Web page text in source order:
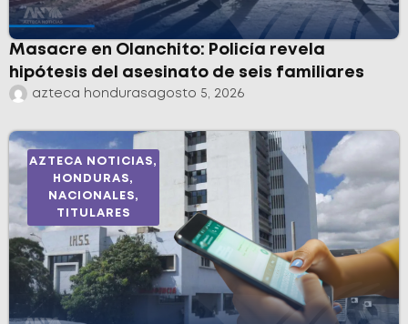
Masacre en Olanchito: Policía revela
hipótesis del asesinato de seis familiares
azteca hondurasagosto 5, 2026
AZTECA NOTICIAS,
HONDURAS,
NACIONALES,
TITULARES